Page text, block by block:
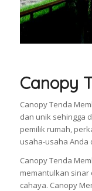
Canopy
Canopy Tenda
dan unik sehingga
pemilik rumah,
usaha-usaha Anda
Canopy Tenda
memantulkan
cahaya. Canopy